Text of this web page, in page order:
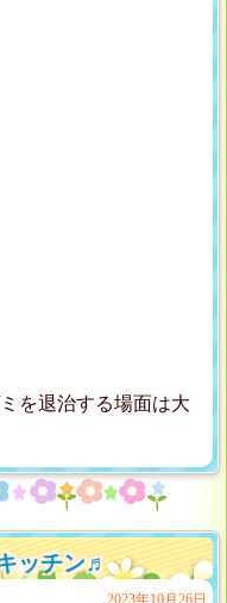
を退治する場面は大
ッチン♬